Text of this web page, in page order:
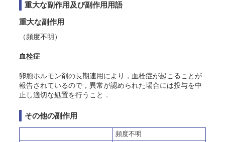
重大な副作用及び副作用用語
重大な副作用
（頻度不明）
血栓症
卵胞ホルモン剤の長期連用により，血栓症が起こることが
報告されているので，異常が認められた場合には投与を中
止し適切な処置を行うこと．
その他の副作用
頻度不明